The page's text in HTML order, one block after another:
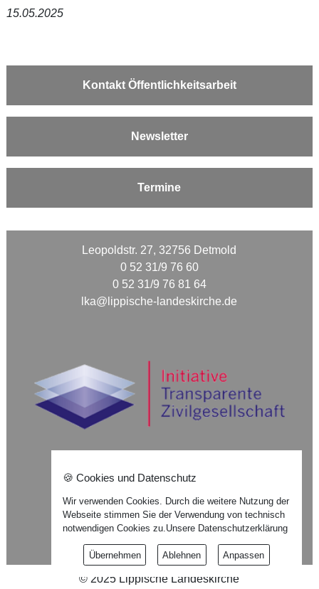
15.05.2025
Kontakt Öffentlichkeitsarbeit
Newsletter
Termine
Leopoldstr. 27, 32756 Detmold
0 52 31/9 76 60
0 52 31/9 76 81 64
lka@lippische-landeskirche.de
Impressum
Datenschutzerklärung
© 2025 Lippische Landeskirche
🍪 Cookies und Datenschutz
Wir verwenden Cookies. Durch die weitere Nutzung der
Webseite stimmen Sie der Verwendung von technisch
notwendigen Cookies zu.Unsere Datenschutzerklärung
Übernehmen Ablehnen Anpassen